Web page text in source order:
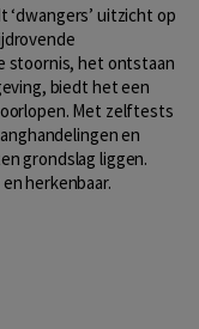
‘dwangers’ uitzicht op
stoornis, het ontstaan
biedt het een
Met zelftests
en
grondslag liggen.
herkenbaar.